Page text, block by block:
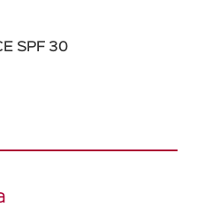
SPF 30